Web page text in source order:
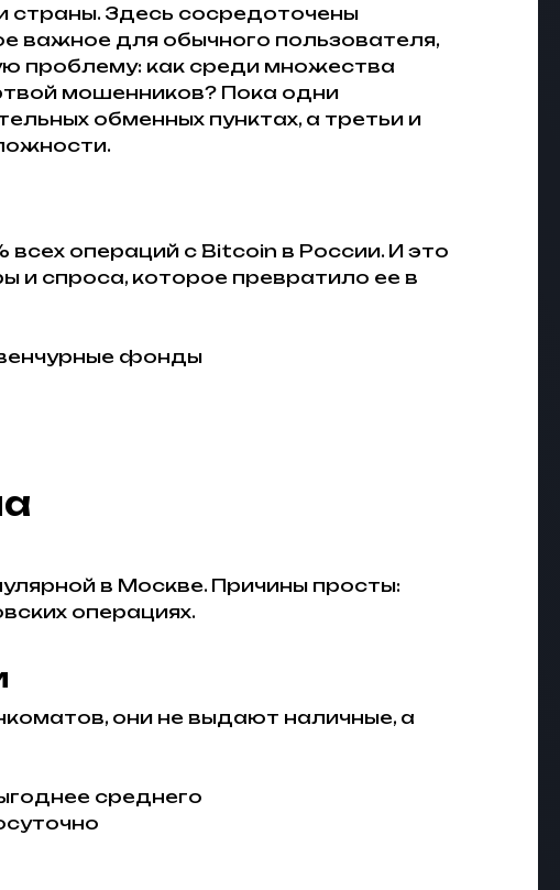
страны. Здесь сосредоточены
важное для обычного пользователя,
проблему: как среди множества
мошенников? Пока одни
обменных пунктах, а третьи и
операций с Bitcoin в России. И это
и спроса, которое превратило ее в
венчурные фонды
в Москве. Причины просты:
операциях.
они не выдают наличные, а
среднего